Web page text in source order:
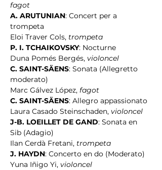
fagot
A. ARUTUNIAN: Concert per a
trompeta
Eloi Traver Cols, trompeta
P. I. TCHAIKOVSKY: Nocturne
Duna Pomés Bergés, violoncel
C. SAINT-SÄENS: Sonata (Allegretto
moderato)
Marc Gálvez López, fagot
C. SAINT-SÄENS: Allegro appassionato
Laura Casado Steinschaden, violoncel
J-B. LOEILLET DE GAND: Sonata en
Sib (Adagio)
Ilan Cerdà Fretani, trompeta
J. HAYDN: Concerto en do (Moderato)
Yuna Iñigo Yi, violoncel